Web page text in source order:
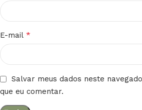
E-mail *
Salvar meus dados neste
que eu comentar.